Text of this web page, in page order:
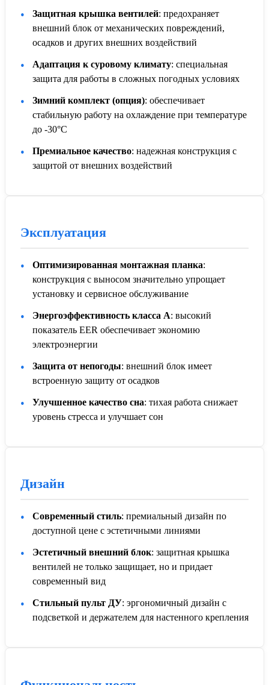
Защитная крышка вентилей: предохраняет
внешний блок от механических повреждений,
осадков и других внешних воздействий
Адаптация к суровому климату: специальная
защита для работы в сложных погодных условиях
Зимний комплект (опция): обеспечивает
стабильную работу на охлаждение при температуре
до -30°С
Премиальное качество: надежная конструкция с
защитой от внешних воздействий
Эксплуатация
Оптимизированная монтажная планка:
конструкция с выносом значительно упрощает
установку и сервисное обслуживание
Энергоэффективность класса А: высокий
показатель EER обеспечивает экономию
электроэнергии
Защита от непогоды: внешний блок имеет
встроенную защиту от осадков
Улучшенное качество сна: тихая работа снижает
уровень стресса и улучшает сон
Дизайн
Современный стиль: премиальный дизайн по
доступной цене с эстетичными линиями
Эстетичный внешний блок: защитная крышка
вентилей не только защищает, но и придает
современный вид
Стильный пульт ДУ: эргономичный дизайн с
подсветкой и держателем для настенного крепления